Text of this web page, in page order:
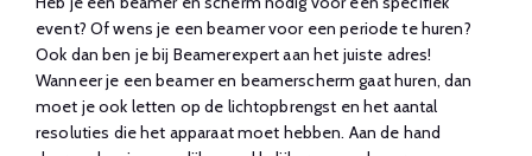
event? Of wens je een beamer voor een periode te huren?
Ook dan ben je bij Beamerexpert aan het juiste adres!
Wanneer je een beamer en beamerscherm gaat huren, dan
moet je ook letten op de lichtopbrengst en het aantal
resoluties die het apparaat moet hebben. Aan de hand